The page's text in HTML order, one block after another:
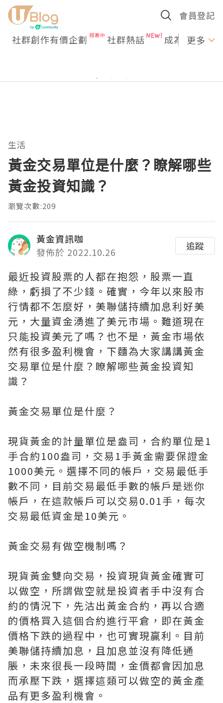
會員登記
社群創作有價企劃 社群熱話 成為U更多
生活
黃金交易單位是什麼？瞭解哪些
黃金投資知識？
瀏覽次數:209
黃金資訊咖
發佈於 2022.10.26
追蹤
最近投資股票的人都在抱怨，股票一直
綠，虧損了不少錢。確實，今年以來股市
行情都不怎麼好，美聯儲持續加息利好美
元，大量資金湧進了美元市場。難道現在
只能投資美元了嗎？也不是，黃金市場依
然有很多盈利機會，下麵為大家講講黃金
交易單位是什麼？瞭解哪些黃金投資知
識？
黃金交易單位是什麼？
現貨黃金的計量單位是盎司，合約單位是1
手合約100盎司，交易1手黃金需要保證金
1000美元。選擇不同的帳戶，交易最低手
數不同，目前交易最低手數的帳戶是迷你
帳戶，在這款帳戶可以交易0.01手，每次
交易最低資金是10美元。
黃金交易有做空機制嗎？
現貨黃金雙向交易，投資現貨黃金確實可
以做空，所謂做空就是投資者手中沒有合
約的情況下，先沽出黃金合約，再以合適
的價格買入這個合約進行平倉，即在黃金
價格下跌的過程中，也可實現贏利。目前
美聯儲持續加息，且加息並沒有降低通
脹，未來很長一段時間，金價都會因加息
而承壓下跌，選擇這類可以做空的黃金產
品有更多盈利機會。